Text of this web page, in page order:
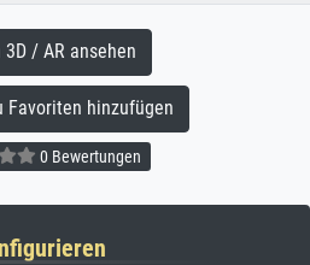
/ AR ansehen
hinzufügen
0 Bewertungen